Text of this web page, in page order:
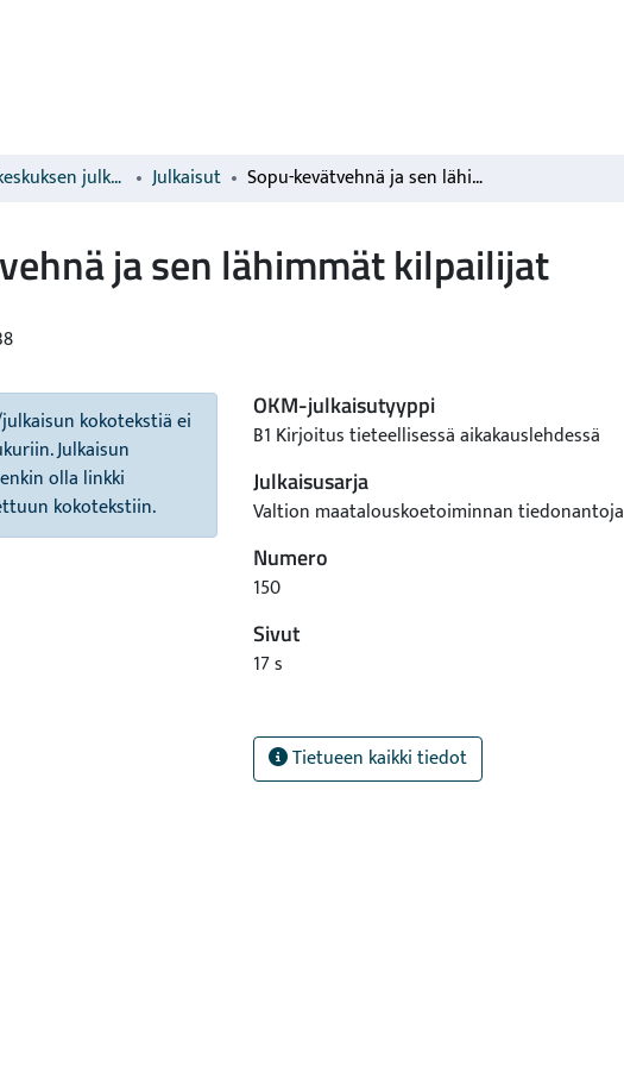
Luonnonvarakeskuksen julkaisut Julkaisut Sopu-kevätvehnä ja sen lähimmät kilpailijat
ja sen lähimmät kilpailijat
kokotekstiä ei
Julkaisun
olla linkki
kokotekstiin.
OKM-julkaisutyyppi
B1 Kirjoitus tieteellisessä aikakauslehdessä
Julkaisusarja
Valtion maatalouskoetoiminnan tiedonantoja
Numero
150
Sivut
17 s
Tietueen kaikki tiedot